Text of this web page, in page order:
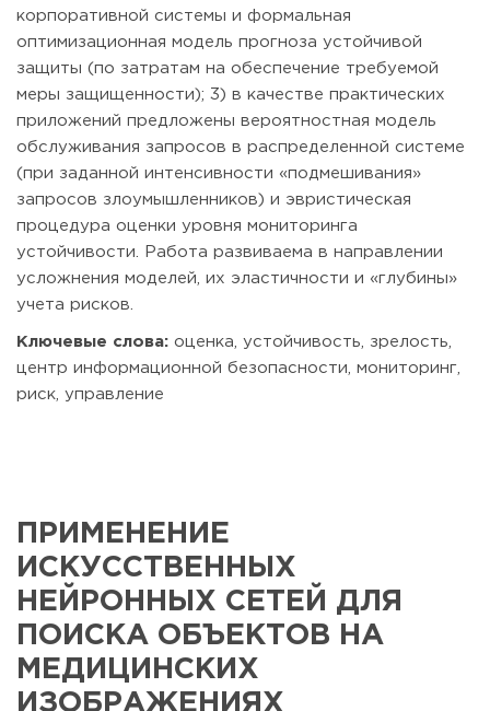
корпоративной системы и формальная
оптимизационная модель прогноза устойчивой
защиты (по затратам на обеспечение требуемой
меры защищенности); 3) в качестве практических
приложений предложены вероятностная модель
обслуживания запросов в распределенной системе
(при заданной интенсивности «подмешивания»
запросов злоумышленников) и эвристическая
процедура оценки уровня мониторинга
устойчивости. Работа развиваема в направлении
усложнения моделей, их эластичности и «глубины»
учета рисков.
Ключевые слова: оценка, устойчивость, зрелость,
центр информационной безопасности, мониторинг,
риск, управление
ПРИМЕНЕНИЕ
ИСКУССТВЕННЫХ
НЕЙРОННЫХ СЕТЕЙ ДЛЯ
ПОИСКА ОБЪЕКТОВ НА
МЕДИЦИНСКИХ
ИЗОБРАЖЕНИЯХ